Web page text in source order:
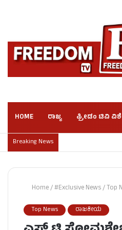
HOME ರಾಜ್ಯ ಫ್ರೀಡಂ ಟಿವಿ
Breaking News
Home/#Exclusive News/Top
Top News ರಾಜಕೀಯ